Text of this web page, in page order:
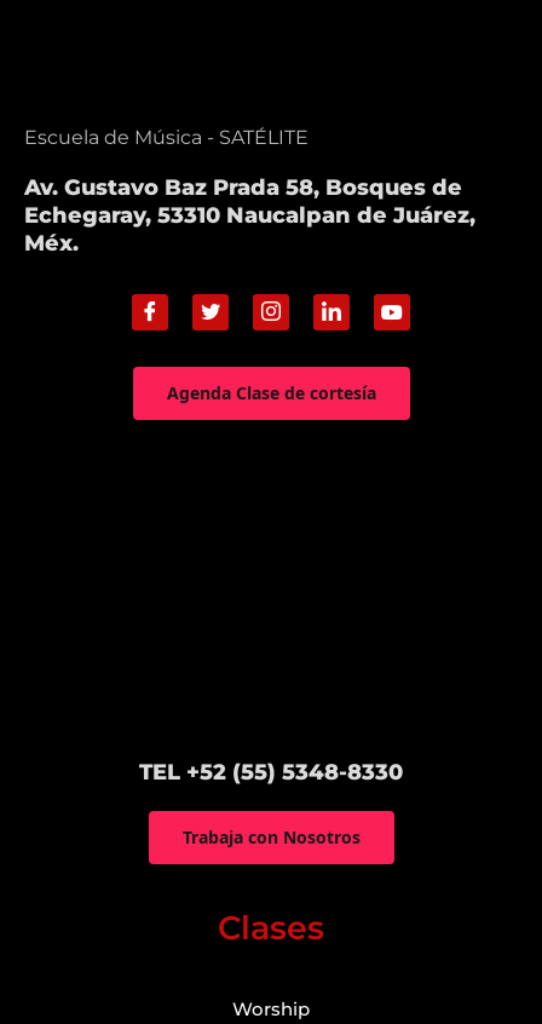
Escuela de Música - SATÉLITE
Av. Gustavo Baz Prada 58, Bosques de
Echegaray, 53310 Naucalpan de Juárez,
Méx.
Agenda Clase de cortesía
TEL +52 (55) 5348-8330
Trabaja con Nosotros
Clases
Worship